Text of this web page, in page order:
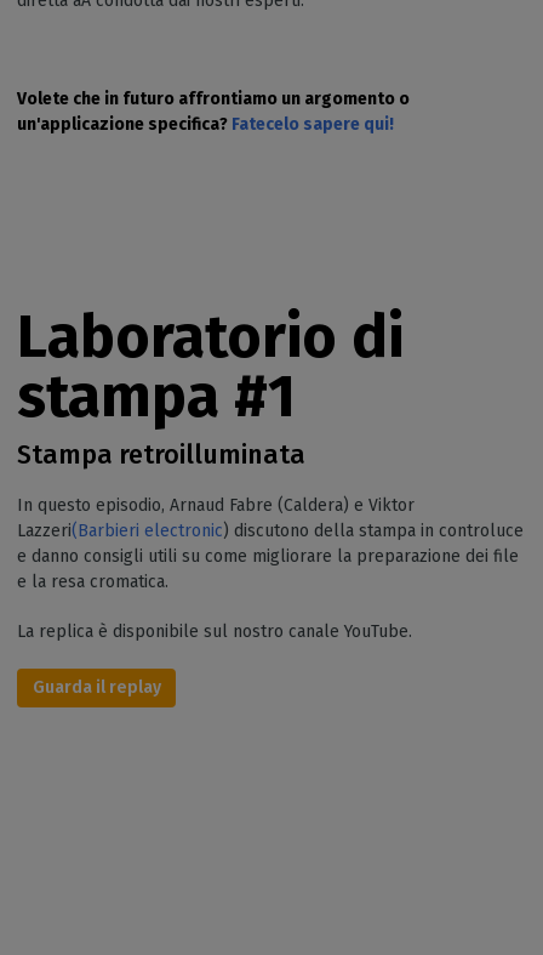
Volete che in futuro affrontiamo un argomento o
un'applicazione specifica? Fatecelo sapere qui!
Laboratorio di
stampa #1
Stampa retroilluminata
In questo episodio, Arnaud Fabre (Caldera) e Viktor
Lazzeri(Barbieri electronic) discutono della stampa in controluce
e danno consigli utili su come migliorare la preparazione dei file
e la resa cromatica.
La replica è disponibile sul nostro canale YouTube.
Guarda il replay